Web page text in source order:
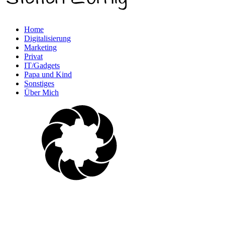
Home
Digitalisierung
Marketing
Privat
IT/Gadgets
Papa und Kind
Sonstiges
Über Mich